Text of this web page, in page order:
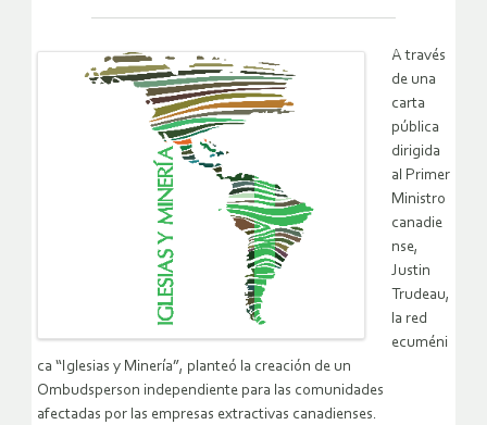
A través
de una
carta
pública
dirigida
al Primer
Ministro
canadie
nse,
Justin
Trudeau,
la red
ecuméni
ca “Iglesias y Minería”, planteó la creación de un
Ombudsperson independiente para las comunidades
afectadas por las empresas extractivas canadienses.